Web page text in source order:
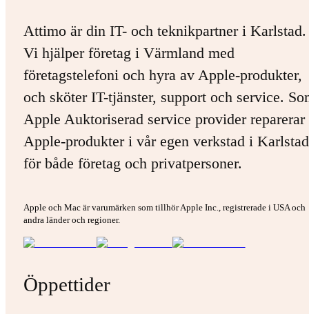
Attimo är din IT- och teknikpartner i Karlstad.
Vi hjälper företag i Värmland med
företagstelefoni och hyra av Apple-produkter,
och sköter IT-tjänster, support och service.
Apple Auktoriserad service provider
Apple-produkter i vår egen verkstad i
för både företag och privatpersoner.
Apple och Mac är varumärken som tillhör Apple Inc., registrerade i USA och
andra länder och regioner.
Öppettider